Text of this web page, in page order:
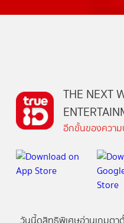
THE NEXT
อีกขั้นของความ
วันนี้ดูสิทธิพิเศษอ่านเกมตา